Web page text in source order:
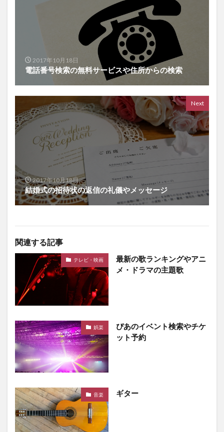
2017年10月18日
電話番号検索の無料サービスや住所からの検索
Next
2017年10月18日
結婚式の招待状の返信の礼儀やメッセージ
関連する記事
テレビ・映画
最新の歌ランキングやアニ
メ・ドラマの主題歌
娯楽
ぴあのイベント検索やチケ
ット予約
音楽 ギター